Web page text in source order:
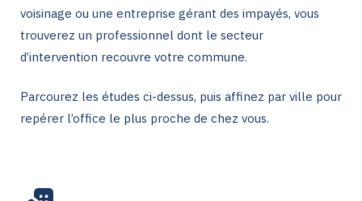
voisinage ou une entreprise gérant des impayés, vous
trouverez un professionnel dont le secteur
d’intervention recouvre votre commune.
Parcourez les études ci-dessus, puis affinez par ville pour
repérer l’office le plus proche de chez vous.